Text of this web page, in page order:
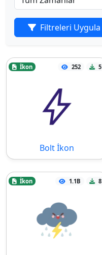
Filtreleri Uygula
İkon 252 5
Bolt İkon
İkon 1.1B 8